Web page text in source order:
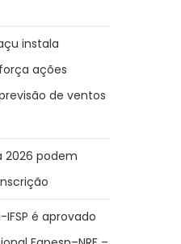
instala
ações
de ventos
2026 podem
é aprovado